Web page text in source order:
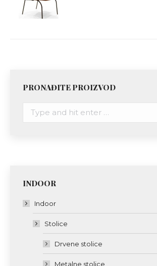
PRONAĐITE PROIZVOD
INDOOR
Indoor
Stolice
Drvene stolice
Metalne stolice